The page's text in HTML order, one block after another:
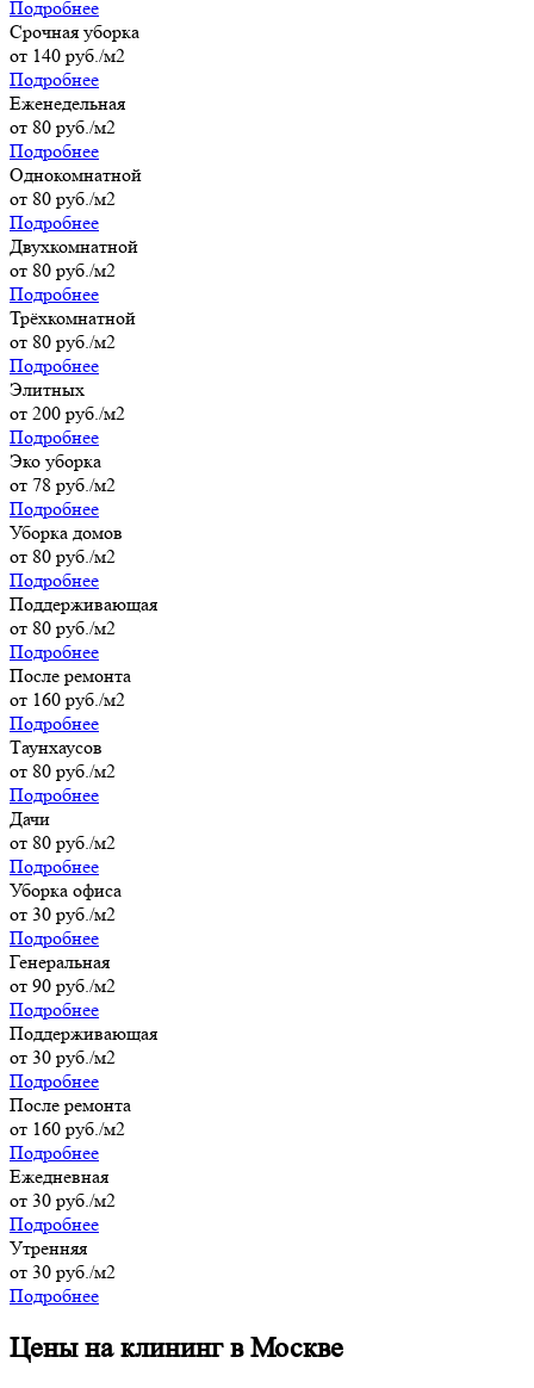
Подробнее
Cрочная уборка
от 140 руб./м2
Подробнее
Еженедельная
от 80 руб./м2
Подробнее
Однокомнатной
от 80 руб./м2
Подробнее
Двухкомнатной
от 80 руб./м2
Подробнее
Трёхкомнатной
от 80 руб./м2
Подробнее
Элитных
от 200 руб./м2
Подробнее
Эко уборка
от 78 руб./м2
Подробнее
Уборка домов
от 80 руб./м2
Подробнее
Поддерживающая
от 80 руб./м2
Подробнее
После ремонта
от 160 руб./м2
Подробнее
Таунхаусов
от 80 руб./м2
Подробнее
Дачи
от 80 руб./м2
Подробнее
Уборка офиса
от 30 руб./м2
Подробнее
Генеральная
от 90 руб./м2
Подробнее
Поддерживающая
от 30 руб./м2
Подробнее
После ремонта
от 160 руб./м2
Подробнее
Ежедневная
от 30 руб./м2
Подробнее
Утренняя
от 30 руб./м2
Подробнее
Цены на клининг в Москве